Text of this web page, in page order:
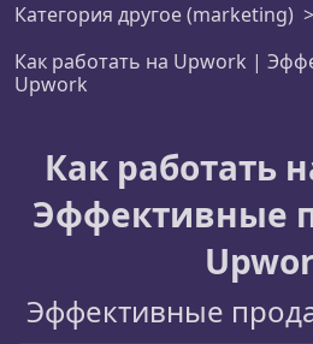
Категория другое (marketing)
Как работать на Upwork |
Upwork
Как работать
Эффективные
Эффективные